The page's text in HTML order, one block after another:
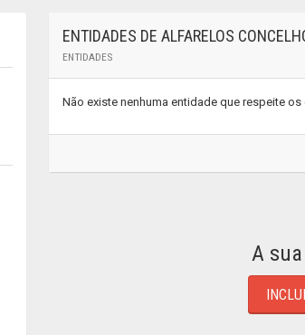
ENTIDADES DE ALFARELOS
ENTIDADES
Não existe nenhuma entidade que respeite
A